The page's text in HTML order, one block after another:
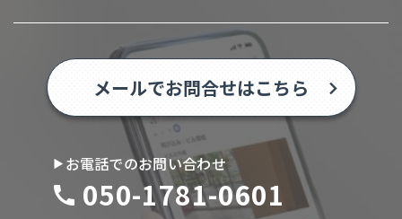
メールでお問合せはこちら
お電話でのお問い合わせ
050-1781-0601